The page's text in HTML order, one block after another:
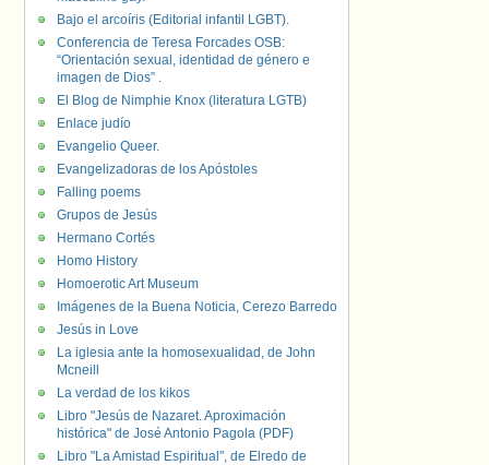
Bajo el arcoíris (Editorial infantil LGBT).
Conferencia de Teresa Forcades OSB:
“Orientación sexual, identidad de género e
imagen de Dios” .
El Blog de Nimphie Knox (literatura LGTB)
Enlace judío
Evangelio Queer.
Evangelizadoras de los Apóstoles
Falling poems
Grupos de Jesús
Hermano Cortés
Homo History
Homoerotic Art Museum
Imágenes de la Buena Noticia, Cerezo Barredo
Jesús in Love
La iglesia ante la homosexualidad, de John
Mcneill
La verdad de los kikos
Libro "Jesús de Nazaret. Aproximación
histórica" de José Antonio Pagola (PDF)
Libro "La Amistad Espiritual", de Elredo de